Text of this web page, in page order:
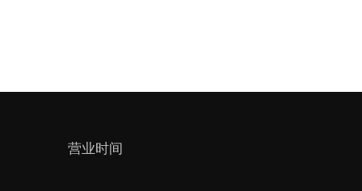
营业时间